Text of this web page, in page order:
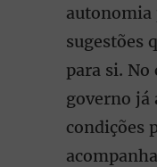
autonomia
sugestões
para si. No
governo já
condições